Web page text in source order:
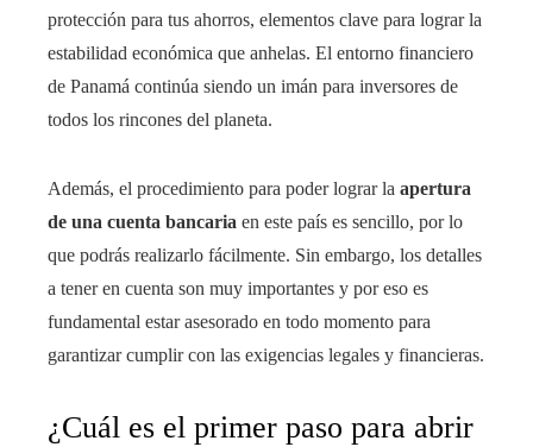
protección para tus ahorros, elementos clave para lograr la
estabilidad económica que anhelas. El entorno financiero
de Panamá continúa siendo un imán para inversores de
todos los rincones del planeta.
Además, el procedimiento para poder lograr la apertura
de una cuenta bancaria en este país es sencillo, por lo
que podrás realizarlo fácilmente. Sin embargo, los detalles
a tener en cuenta son muy importantes y por eso es
fundamental estar asesorado en todo momento para
garantizar cumplir con las exigencias legales y financieras.
¿Cuál es el primer paso para abrir